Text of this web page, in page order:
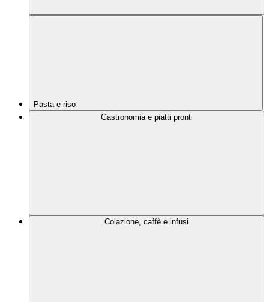
Pasta e riso
Gastronomia e piatti pronti
Colazione, caffè e infusi